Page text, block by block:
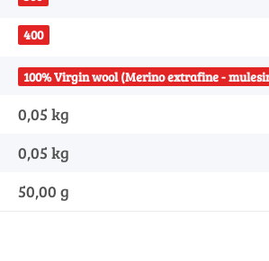
400
100% Virgin wool (Merino extrafine -
0,05 kg
0,05 kg
50,00 g